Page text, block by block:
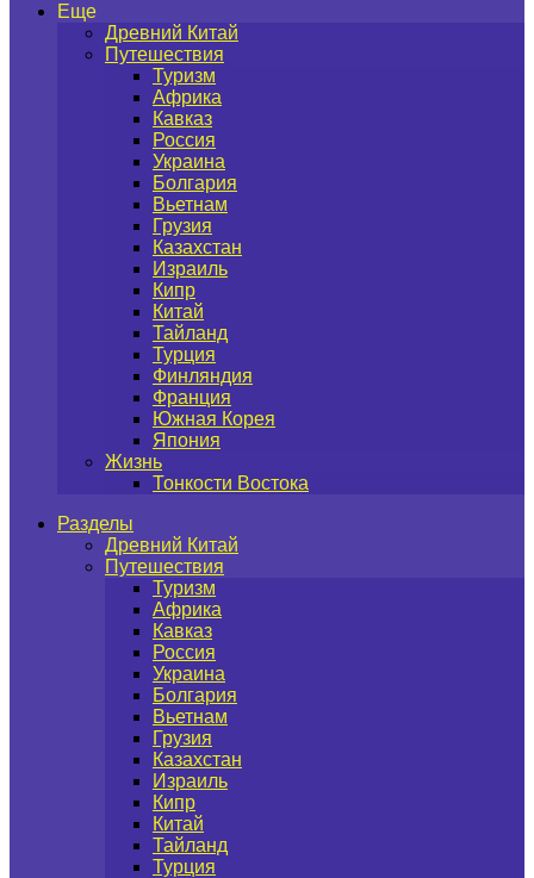
Еще
Древний Китай
Путешествия
Туризм
Африка
Кавказ
Россия
Украина
Болгария
Вьетнам
Грузия
Казахстан
Израиль
Кипр
Китай
Тайланд
Турция
Финляндия
Франция
Южная Корея
Япония
Жизнь
Тонкости Востока
Разделы
Древний Китай
Путешествия
Туризм
Африка
Кавказ
Россия
Украина
Болгария
Вьетнам
Грузия
Казахстан
Израиль
Кипр
Китай
Тайланд
Турция